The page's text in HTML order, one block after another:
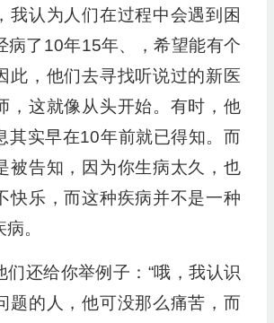
我认为人们在过程中会遇到困
病了10年15年、，希望能有个
此，他们去寻找听说过的新医
，这就像从头开始。有时，他
其实早在10年前就已得知。而
被告知，因为你生病太久，也
快乐，而这种疾病并不是一种
。
们还给你举例子：“哦，我认识
题的人，他可没那么痛苦，而